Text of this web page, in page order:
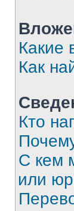
Какие
Как
Кто
С кем
или